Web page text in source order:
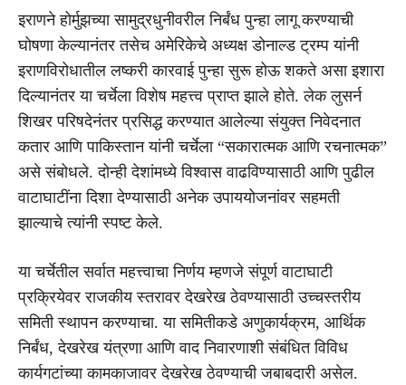
इराणने होर्मुझच्या सामुद्रधुनीवरील निर्बंध पुन्हा लागू करण्याची
घोषणा केल्यानंतर तसेच अमेरिकेचे अध्यक्ष डोनाल्ड ट्रम्प यांनी
इराणविरोधातील लष्करी कारवाई पुन्हा सुरू होऊ शकते असा इशारा
दिल्यानंतर या चर्चेला विशेष महत्त्व प्राप्त झाले होते. लेक लुसर्न
शिखर परिषदेनंतर प्रसिद्ध करण्यात आलेल्या संयुक्त निवेदनात
कतार आणि पाकिस्तान यांनी चर्चेला “सकारात्मक आणि रचनात्मक”
असे संबोधले. दोन्ही देशांमध्ये विश्वास वाढविण्यासाठी आणि पुढील
वाटाघाटींना दिशा देण्यासाठी अनेक उपाययोजनांवर सहमती
झाल्याचे त्यांनी स्पष्ट केले.
या चर्चेतील सर्वात महत्त्वाचा निर्णय म्हणजे संपूर्ण वाटाघाटी
प्रक्रियेवर राजकीय स्तरावर देखरेख ठेवण्यासाठी उच्चस्तरीय
समिती स्थापन करण्याचा. या समितीकडे अणुकार्यक्रम, आर्थिक
निर्बंध, देखरेख यंत्रणा आणि वाद निवारणाशी संबंधित विविध
कार्यगटांच्या कामकाजावर देखरेख ठेवण्याची जबाबदारी असेल.